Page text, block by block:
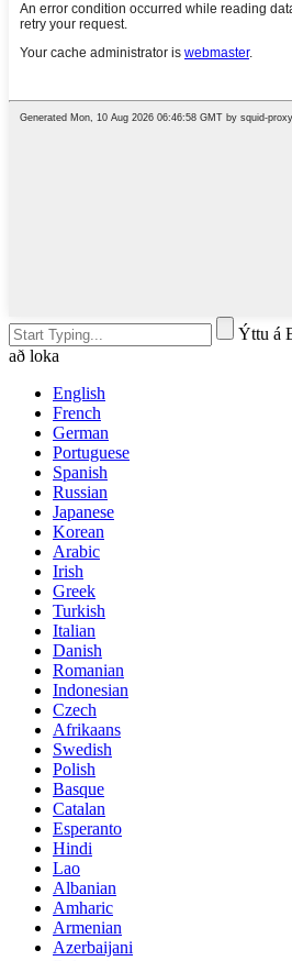
Ýttu á
að loka
English
French
German
Portuguese
Spanish
Russian
Japanese
Korean
Arabic
Irish
Greek
Turkish
Italian
Danish
Romanian
Indonesian
Czech
Afrikaans
Swedish
Polish
Basque
Catalan
Esperanto
Hindi
Lao
Albanian
Amharic
Armenian
Azerbaijani